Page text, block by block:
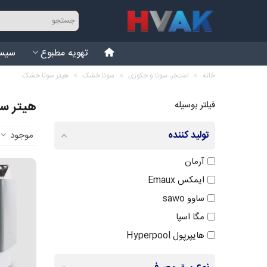
تهویه مطبوع
خانه > استخر، سونا و جکوزی > سونا خشک > هیتر سونا خشک
فیلتر بوسیله
تولید کننده
آرمان
ایمکس Emaux
ساوو sawo
مگا اسپا
هایپرپول Hyperpool
هیتر
موجود